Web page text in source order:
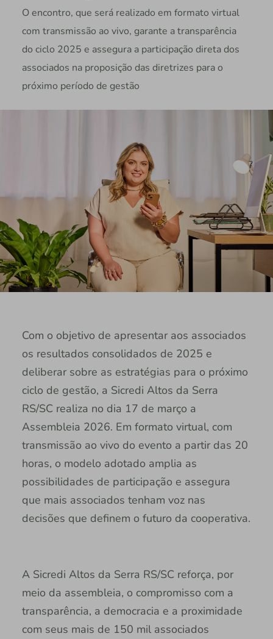
O encontro, que será realizado em formato virtual
com transmissão ao vivo, garante a transparência
do ciclo 2025 e assegura a participação direta dos
associados na proposição das diretrizes para o
próximo período de gestão
Com o objetivo de apresentar aos associados
os resultados consolidados de 2025 e
deliberar sobre as estratégias para o próximo
ciclo de gestão, a Sicredi Altos da Serra
RS/SC realiza no dia 17 de março a
Assembleia 2026. Em formato virtual, com
transmissão ao vivo do evento a partir das 20
horas, o modelo adotado amplia as
possibilidades de participação e assegura
que mais associados tenham voz nas
decisões que definem o futuro da cooperativa.
A Sicredi Altos da Serra RS/SC reforça, por
meio da assembleia, o compromisso com a
transparência, a democracia e a proximidade
com seus mais de 150 mil associados